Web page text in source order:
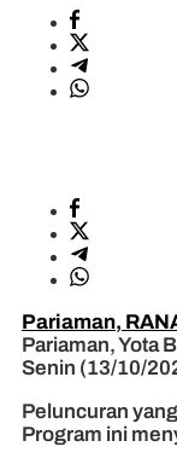
Pariaman,
Pariaman, Yota
Senin (13/10/
Peluncuran
Program ini